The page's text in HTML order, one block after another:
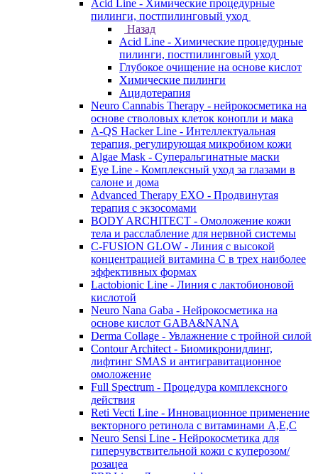
Acid Line - Химические процедурные
пилинги, постпилинговый уход
Назад
Acid Line - Химические процедурные
пилинги, постпилинговый уход
Глубокое очищение на основе кислот
Химические пилинги
Ацидотерапия
Neuro Cannabis Therapy - нейрокосметика на
основе стволовых клеток конопли и мака
A-QS Hacker Line - Интеллектуальная
терапия, регулирующая микробиом кожи
Algae Mask - Суперальгинатные маски
Eye Line - Комплексный уход за глазами в
салоне и дома
Advanced Therapy EXO - Продвинутая
терапия с экзосомами
BODY ARCHITECT - Омоложение кожи
тела и расслабление для нервной системы
C-FUSION GLOW - Линия с высокой
концентрацией витамина C в трех наиболее
эффективных формах
Lactobionic Line - Линия с лактобионовой
кислотой
Neuro Nana Gaba - Нейрокосметика на
основе кислот GABA&NANA
Derma Collage - Увлажнение с тройной силой
Contour Architect - Биомикронидлинг,
лифтинг SMAS и антигравитационное
омоложение
Full Spectrum - Процедура комплексного
действия
Reti Vecti Line - Инновационное применение
векторного ретинола с витаминами A,Е,С
Neuro Sensi Line - Нейрокосметика для
гиперчувствительной кожи с куперозом/
розацеа